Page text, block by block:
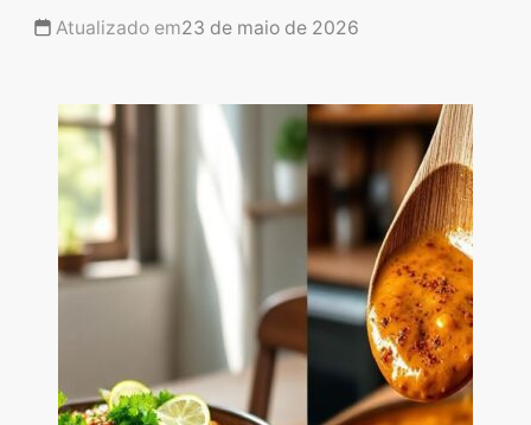
Atualizado em23 de maio de 2026